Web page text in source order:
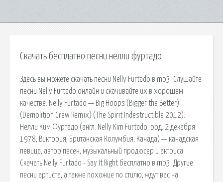
Скачать бесплатно песни нелли фуртадо
Здесь вы можете скачать песни Nelly Furtado в mp3. Слушайте
песни Nelly Furtado онлайн и скачивайте их в хорошем
качестве. Nelly Furtado — Big Hoops (Bigger the Better)
(Demolition Crew Remix) (The Spirit Indestructible 2012).
Нелли Ким Фуртадо (англ. Nelly Kim Furtado; род. 2 декабря
1978, Виктория, Британская Колумбия, Канада) — канадская
певица, автор песен, музыкальный продюсер и актриса.
Скачать Nelly Furtado - Say It Right бесплатно в mp3. Другие
песни артиста, а также похожие по стилю, ждут вас на